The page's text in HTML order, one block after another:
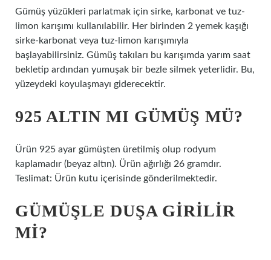
Gümüş yüzükleri parlatmak için sirke, karbonat ve tuz-
limon karışımı kullanılabilir. Her birinden 2 yemek kaşığı
sirke-karbonat veya tuz-limon karışımıyla
başlayabilirsiniz. Gümüş takıları bu karışımda yarım saat
bekletip ardından yumuşak bir bezle silmek yeterlidir. Bu,
yüzeydeki koyulaşmayı giderecektir.
925 ALTIN MI GÜMÜŞ MÜ?
Ürün 925 ayar gümüşten üretilmiş olup rodyum
kaplamadır (beyaz altın). Ürün ağırlığı 26 gramdır.
Teslimat: Ürün kutu içerisinde gönderilmektedir.
GÜMÜŞLE DUŞA GIRILIR
MI?